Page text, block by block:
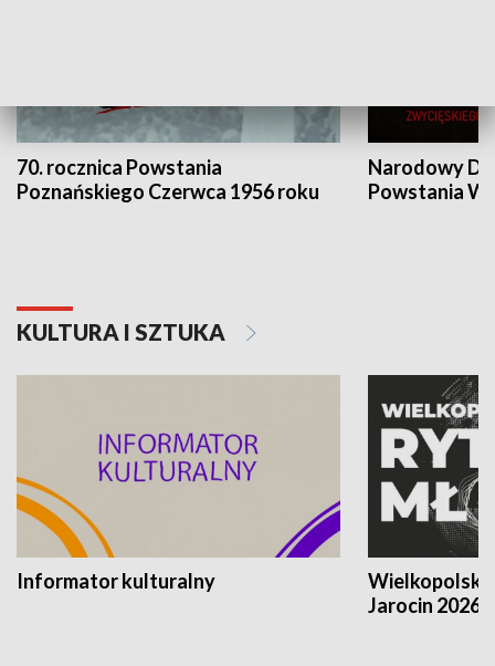
70. rocznica Powstania
Poznańskiego Czerwca 1956 roku
Narodowy
Powstania
KULTURA I SZTUKA
Informator kulturalny
Jarocin 2026